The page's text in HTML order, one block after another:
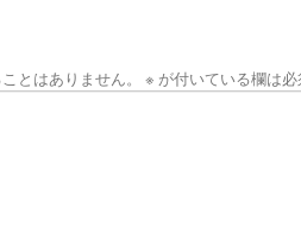
とはありません。 ※ が付いている欄は